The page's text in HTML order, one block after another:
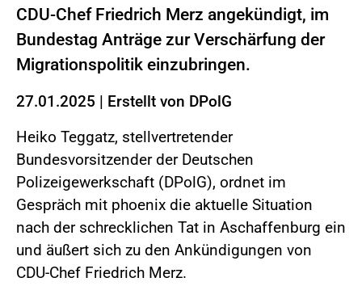
CDU-Chef Friedrich Merz angekündigt, im
Bundestag Anträge zur Verschärfung der
Migrationspolitik einzubringen.
27.01.2025 | Erstellt von DPolG
Heiko Teggatz, stellvertretender
Bundesvorsitzender der Deutschen
Polizeigewerkschaft (DPolG), ordnet im
Gespräch mit phoenix die aktuelle Situation
nach der schrecklichen Tat in Aschaffenburg ein
und äußert sich zu den Ankündigungen von
CDU-Chef Friedrich Merz.